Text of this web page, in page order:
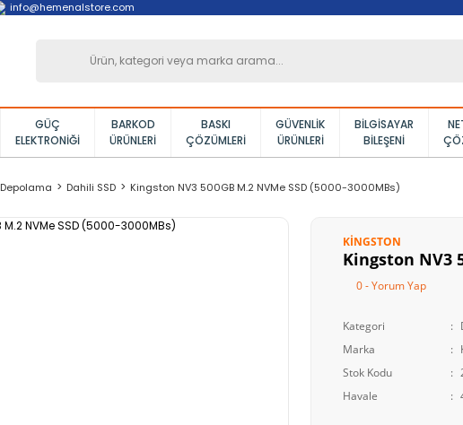
info@hemenalstore.com
GÜÇ
ELEKTRONIĞI
BARKOD
ÜRÜNLERI
BASKI
ÇÖZÜMLERI
GÜVENLIK
ÜRÜNLERI
BILGISAYAR
BILEŞENI
Depolama Dahili SSD Kingston NV3 500GB M.2 NVMe SSD (5000-3000MBs)
KINGSTON
Kingston NV3
0 - Yorum Yap
Kategori
Marka
Stok Kodu
Havale